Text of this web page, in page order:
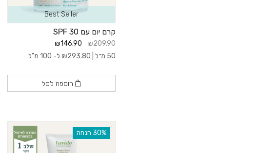
Best Seller
קרם יום עם 30 SPF
₪209.90
₪146.90
50 מ״ל |
₪293.80 ל- 100 מ"ל
הוספה לסל
‫30% הנחה